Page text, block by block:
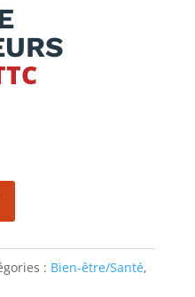
€.
: Bien-être/Santé,